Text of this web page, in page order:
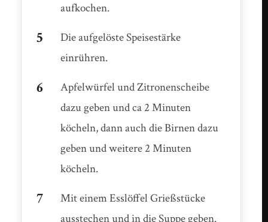
aufkochen.
Die aufgelöste Speisestärke
einrühren.
Apfelwürfel und Zitronenscheibe
dazu geben und ca 2 Minuten
köcheln, dann auch die Birnen dazu
geben und weitere 2 Minuten
köcheln.
Mit einem Esslöffel Grießstücke
ausstechen und in die Suppe geben.